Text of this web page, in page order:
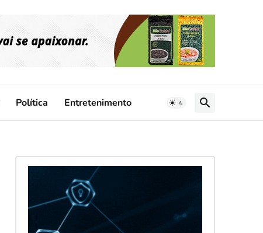
Política Entretenimento